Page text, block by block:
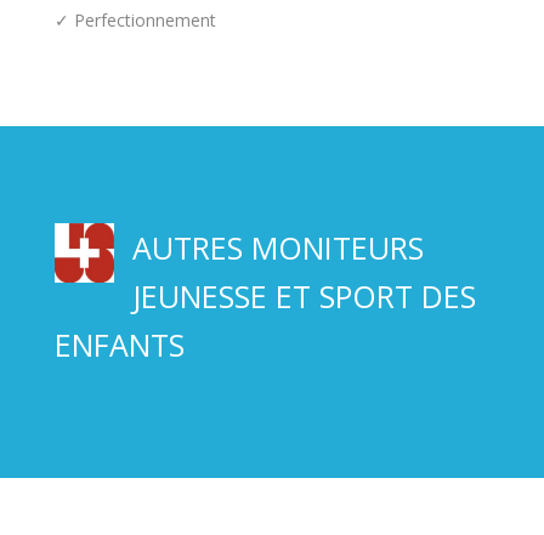
✓ Perfectionnement
AUTRES MONITEURS
JEUNESSE ET SPORT DES
ENFANTS